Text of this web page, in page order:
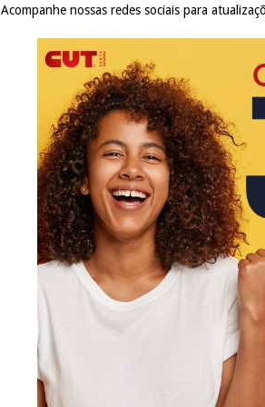
Acompanhe nossas redes sociais para